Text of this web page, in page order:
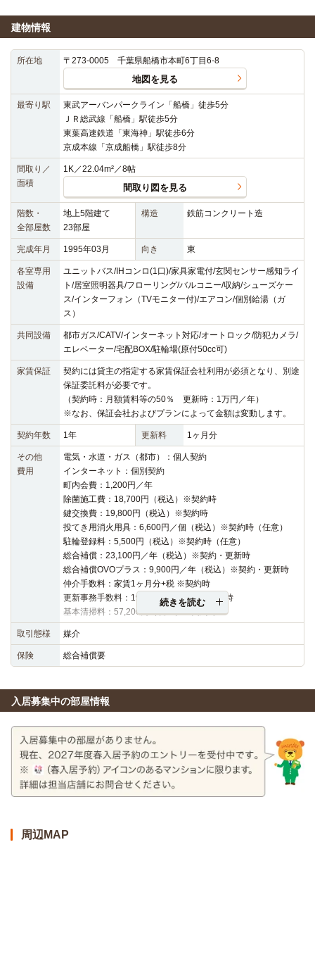
建物情報
所在地 〒273-0005 千葉県船橋市本町6丁目6-8
地図を見る
最寄り駅
東武アーバンパークライン「船橋」徒歩5分
ＪＲ総武線「船橋」駅徒歩5分
東葉高速鉄道「東海神」駅徒歩6分
京成本線「京成船橋」駅徒歩8分
間取り／
面積
1K／22.04m²／8帖
間取り図を見る
階数・
全部屋数
地上5階建て
23部屋
構造 鉄筋コンクリート造
完成年月 1995年03月 向き 東
各室専用
設備
ユニットバス/IHコンロ(1口)/家具家電付/玄関センサー感知ライ
ト/居室照明器具/フローリング/バルコニー/収納/シューズケー
ス/インターフォン（TVモニター付)/エアコン/個別給湯（ガ
ス）
共同設備
都市ガス/CATV/インターネット対応/オートロック/防犯カメラ/
エレベーター/宅配BOX/駐輪場(原付50cc可)
家賃保証
契約には貸主の指定する家賃保証会社利用が必須となり、別途
保証委託料が必要です。
（契約時：月額賃料等の50％ 更新時：1万円／年）
※なお、保証会社およびプランによって金額は変動します。
契約年数 1年 更新料 1ヶ月分
その他
費用
電気・水道・ガス（都市）：個人契約
インターネット：個別契約
町内会費：1,200円／年
除菌施工費：18,700円（税込）※契約時
鍵交換費：19,800円（税込）※契約時
投てき用消火用具：6,600円／個（税込）※契約時（任意）
駐輪登録料：5,500円（税込）※契約時（任意）
総合補償：23,100円／年（税込）※契約・更新時
総合補償OVOプラス：9,900円／年（税込）※契約・更新時
仲介手数料：家賃1ヶ月分+税 ※契約時
更新事務手数料：19,800円（税込）※更新時
基本清掃料：57,200円（税込）※契約時
続きを読む
取引態様 媒介
保険 総合補償要
入居募集中の部屋情報
周辺MAP